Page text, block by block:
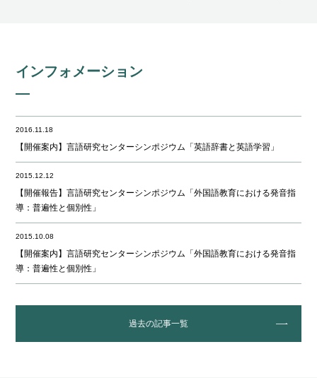
インフォメーション
2016.11.18
【開催案内】言語研究センターシンポジウム「英語辞書と英語学習」
2015.12.12
【開催報告】言語研究センターシンポジウム「外国語教育における発音指
導：普遍性と個別性」
2015.10.08
【開催案内】言語研究センターシンポジウム「外国語教育における発音指
導：普遍性と個別性」
過去の記事一覧